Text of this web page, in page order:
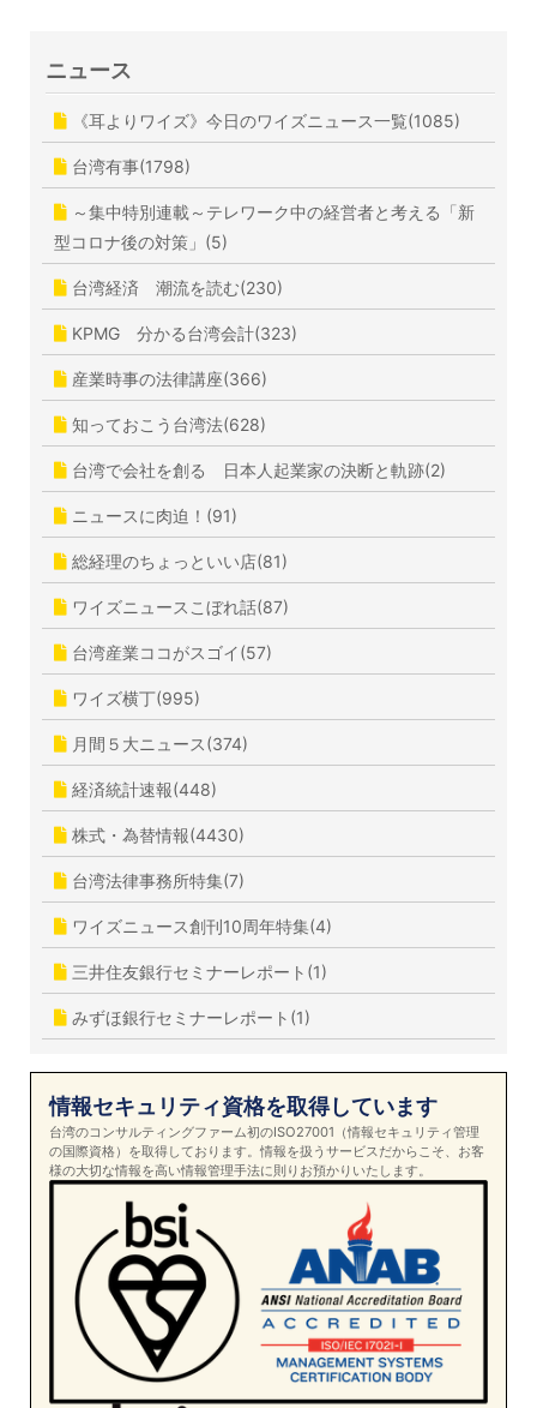
ニュース
《耳よりワイズ》今日のワイズニュース一覧(1085)
台湾有事(1798)
～集中特別連載～テレワーク中の経営者と考える「新
型コロナ後の対策」(5)
台湾経済 潮流を読む(230)
KPMG 分かる台湾会計(323)
産業時事の法律講座(366)
知っておこう台湾法(628)
台湾で会社を創る 日本人起業家の決断と軌跡(2)
ニュースに肉迫！(91)
総経理のちょっといい店(81)
ワイズニュースこぼれ話(87)
台湾産業ココがスゴイ(57)
ワイズ横丁(995)
月間５大ニュース(374)
経済統計速報(448)
株式・為替情報(4430)
台湾法律事務所特集(7)
ワイズニュース創刊10周年特集(4)
三井住友銀行セミナーレポート(1)
みずほ銀行セミナーレポート(1)
情報セキュリティ資格を取得しています
台湾のコンサルティングファーム初のISO27001（情報セキュリティ管理
の国際資格）を取得しております。情報を扱うサービスだからこそ、お客
様の大切な情報を高い情報管理手法に則りお預かりいたします。